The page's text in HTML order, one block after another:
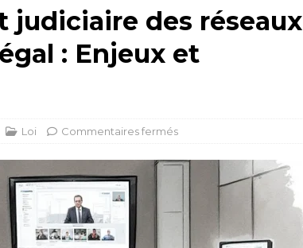
judiciaire des réseaux
: Enjeux et
Loi Commentaires fermés